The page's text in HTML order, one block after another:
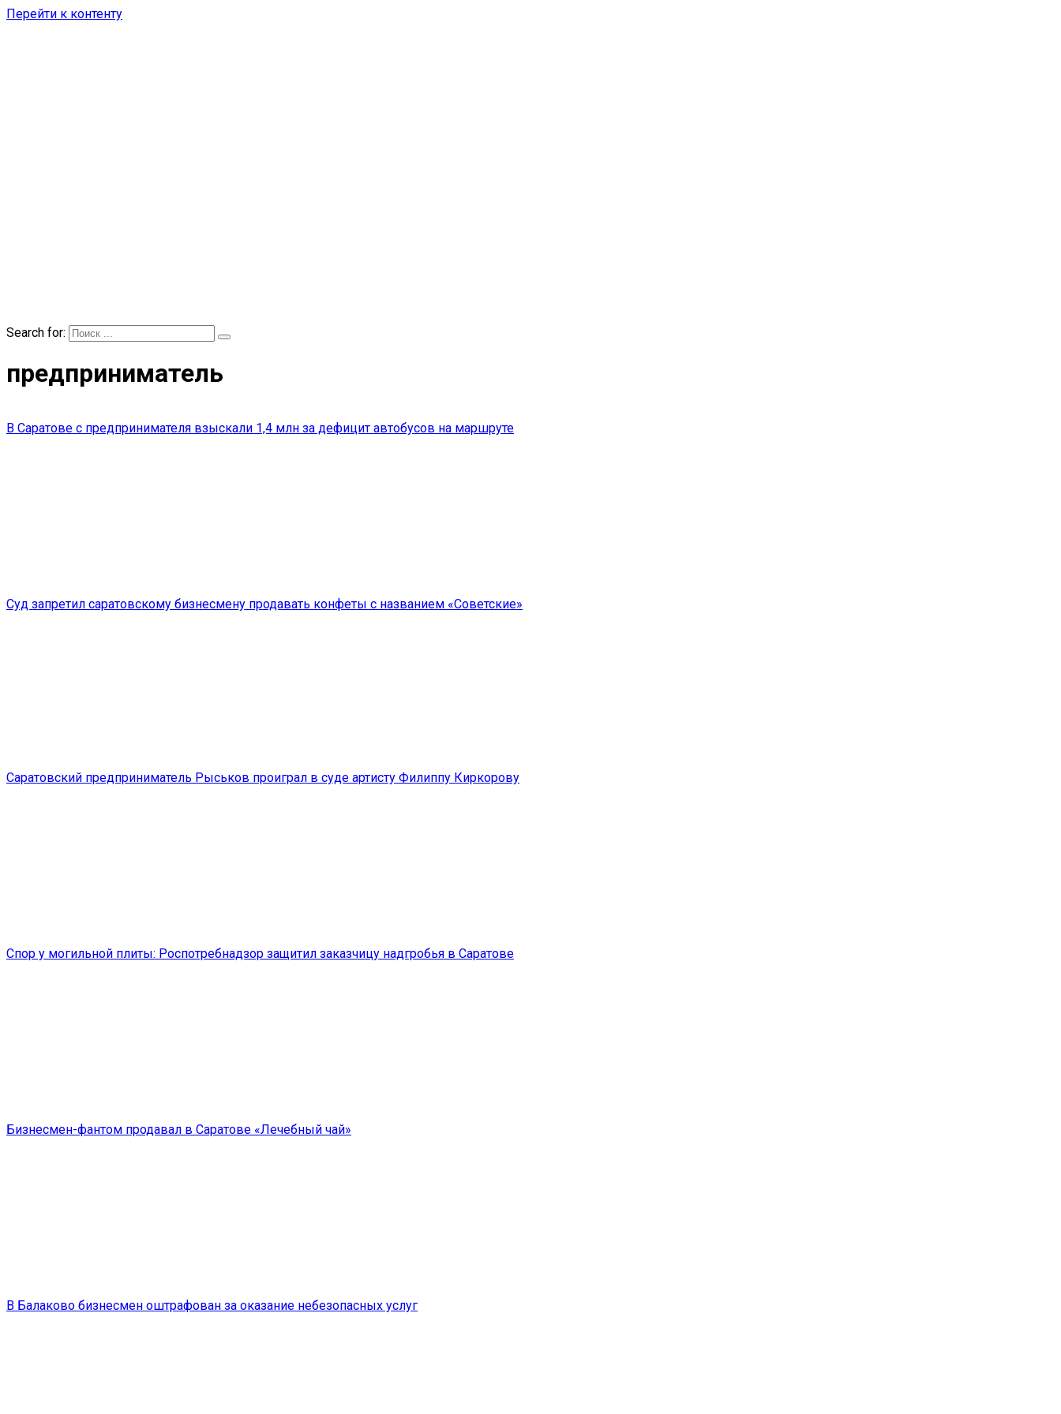
Перейти к контенту
Search for:
предприниматель
В Саратове с предпринимателя взыскали 1,4 млн за дефицит автобусов на маршруте
Суд запретил саратовскому бизнесмену продавать конфеты с названием «Советские»
Саратовский предприниматель Рыськов проиграл в суде артисту Филиппу Киркорову
Спор у могильной плиты: Роспотребнадзор защитил заказчицу надгробья в Саратове
Бизнесмен-фантом продавал в Саратове «Лечебный чай»
В Балаково бизнесмен оштрафован за оказание небезопасных услуг